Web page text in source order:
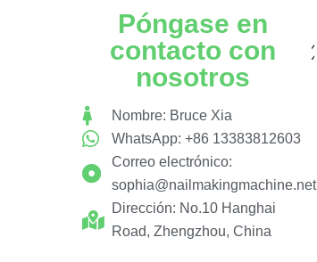
Póngase en
contacto con
nosotros
Nombre: Bruce Xia
WhatsApp: +86 13383812603
Correo electrónico:
sophia@nailmakingmachine.net
Dirección: No.10 Hanghai
Road, Zhengzhou, China